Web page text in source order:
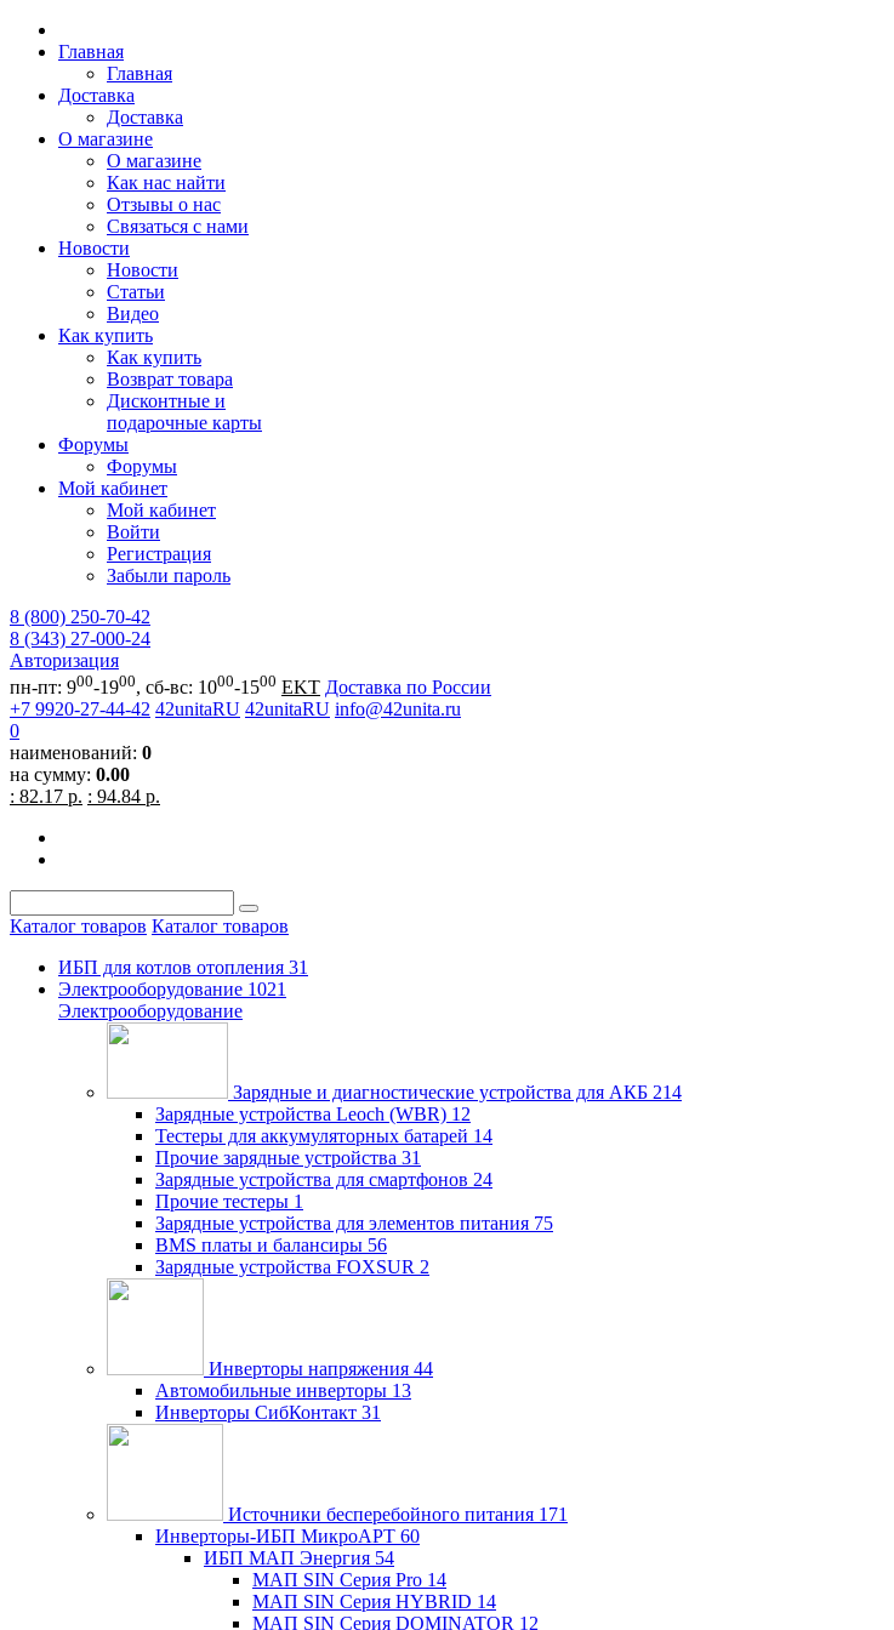
Главная
Главная
Доставка
Доставка
О магазине
О магазине
Как нас найти
Отзывы о нас
Связаться с нами
Новости
Новости
Статьи
Видео
Как купить
Как купить
Возврат товара
Дисконтные и
подарочные карты
Форумы
Форумы
Мой кабинет
Мой кабинет
Войти
Регистрация
Забыли пароль
8 (800) 250-70-42
8 (343) 27-000-24
Авторизация
пн-пт: 900-1900, сб-вс: 1000-1500 EKT Доставка по России
+7 9920-27-44-42 42unitaRU 42unitaRU info@42unita.ru
0
наименований: 0
на сумму: 0.00
: 82.17 р. : 94.84 р.
Каталог товаров Каталог товаров
ИБП для котлов отопления 31
Электрооборудование 1021
Электрооборудование
Зарядные и диагностические устройства для АКБ 214
Зарядные устройства Leoch (WBR) 12
Тестеры для аккумуляторных батарей 14
Прочие зарядные устройства 31
Зарядные устройства для смартфонов 24
Прочие тестеры 1
Зарядные устройства для элементов питания 75
BMS платы и балансиры 56
Зарядные устройства FOXSUR 2
Инверторы напряжения 44
Автомобильные инверторы 13
Инверторы СибКонтакт 31
Источники бесперебойного питания 171
Инверторы-ИБП МикроАРТ 60
ИБП МАП Энергия 54
МАП SIN Серия Pro 14
МАП SIN Серия HYBRID 14
МАП SIN Серия DOMINATOR 12